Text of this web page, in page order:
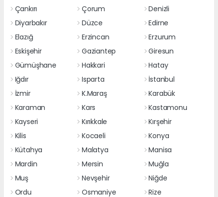
Çankırı
Çorum
Denizli
Diyarbakır
Düzce
Edirne
Elazığ
Erzincan
Erzurum
Eskişehir
Gaziantep
Giresun
Gümüşhane
Hakkari
Hatay
Iğdır
Isparta
İstanbul
İzmir
K.Maraş
Karabük
Karaman
Kars
Kastamonu
Kayseri
Kırıkkale
Kırşehir
Kilis
Kocaeli
Konya
Kütahya
Malatya
Manisa
Mardin
Mersin
Muğla
Muş
Nevşehir
Niğde
Ordu
Osmaniye Rize